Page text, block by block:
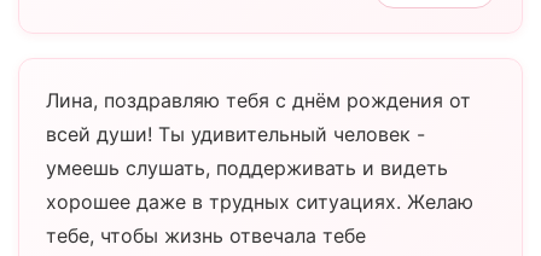
Лина, поздравляю тебя с днём рождения от
всей души! Ты удивительный человек -
умеешь слушать, поддерживать и видеть
хорошее даже в трудных ситуациях. Желаю
тебе, чтобы жизнь отвечала тебе